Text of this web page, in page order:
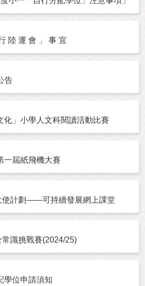
陸 運 會 」 事 宜
告
化」小學人文科閱讀活動比賽
一屆紙飛機大賽
使計劃——可持續發展網上課堂
識挑戰賽(2024/25)
學位申請須知